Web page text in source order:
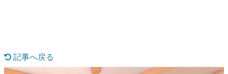
特集記事
記事へ戻る